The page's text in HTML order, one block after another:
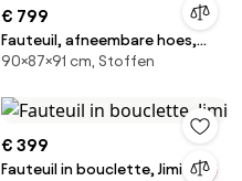
€ 799
Fauteuil, afneembare hoes,
polyester, Odna
90×87×91 cm, Stoffen
€ 399
Fauteuil in bouclette, Jimi